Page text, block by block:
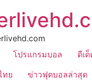
โปรแกรมบอล ดีเ
ทย
ข่าวฟุตบอลล่าสุด